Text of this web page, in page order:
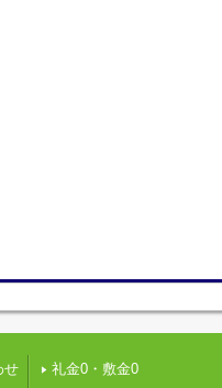
せ
礼金0・敷金0